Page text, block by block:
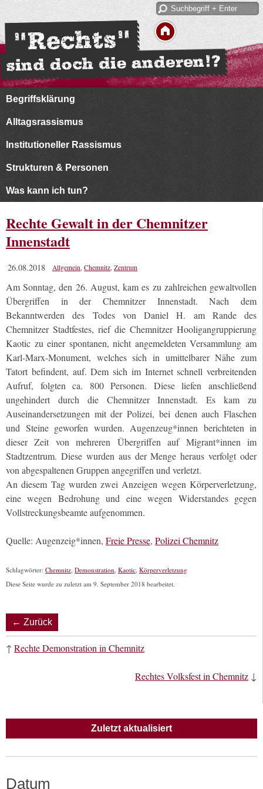
Begriffsklärung
Alltagsrassismus
Institutioneller Rassismus
Strukturen & Personen
Was kann ich tun?
Rechte Gewalt in der Chemnitzer
Innenstadt
26.08.2018 Allgemein,Chemnitz,Zentrum
Am Sonntag, den 26. August, kam es zu zahlreichen gewaltvollen
Übergriffen in der Chemnitzer Innenstadt. Nach dem
Bekanntwerden des Todes von Daniel H. am Rande des
Chemnitzer Stadtfestes, rief die Chemnitzer Hooligangruppierung
Kaotic zu einer spontanen, nicht angemeldeten Versammlung am
Karl-Marx-Monument, welches sich in umittelbarer Nähe zum
Tatort befindent, auf. Dem sich im Internet schnell verbreitenden
Aufruf, folgten ca. 800 Personen. Diese liefen anschließend
ungehindert durch die Chemnitzer Innenstadt. Es kam zu
Auseinandersetzungen mit der Polizei, bei denen auch Flaschen
und Steine geworfen wurden. Augenzeug*innen berichteten in
dieser Zeit von mehreren Übergriffen auf Migrant*innen im
Stadtzentrum. Diese wurden aus der Menge heraus verfolgt oder
von abgespaltenen Gruppen angegriffen und verletzt.
An diesem Tag wurden zwei Anzeigen wegen Körperverletzung,
eine wegen Bedrohung und eine wegen Widerstandes gegen
Vollstreckungsbeamte aufgenommen.
Quelle: Augenzeig*innen, Freie Presse, Polizei Chemnitz
Schlagwörter: Chemnitz, Demonstration, Kaotic, Körperverletzung
Diese Seite wurde zu zuletzt am 9. September 2018 bearbeitet.
← Zurück
↑ Rechte Demonstration in Chemnitz
Rechtes Volksfest in Chemnitz ↓
Zuletzt aktualisiert
Datum